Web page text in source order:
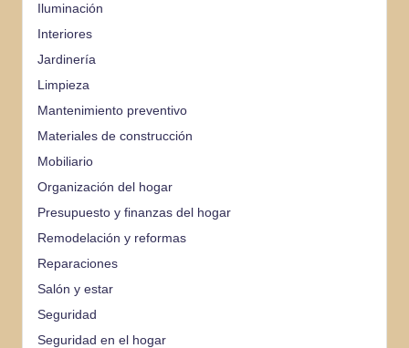
Iluminación
Interiores
Jardinería
Limpieza
Mantenimiento preventivo
Materiales de construcción
Mobiliario
Organización del hogar
Presupuesto y finanzas del hogar
Remodelación y reformas
Reparaciones
Salón y estar
Seguridad
Seguridad en el hogar